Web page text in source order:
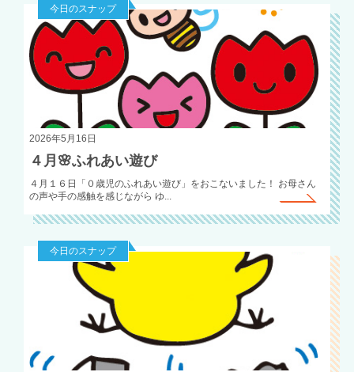
今日のスナップ
2026年5月16日
４月🌸ふれあい遊び
４月１６日「０歳児のふれあい遊び」をおこないました！ お母さん
の声や手の感触を感じながら ゆ...
今日のスナップ